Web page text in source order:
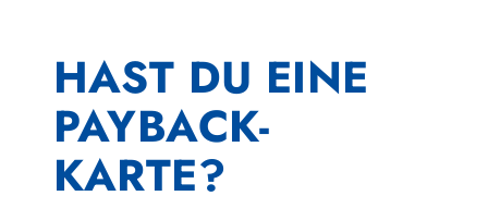
HAST DU EINE
PAYBACK-
KARTE?